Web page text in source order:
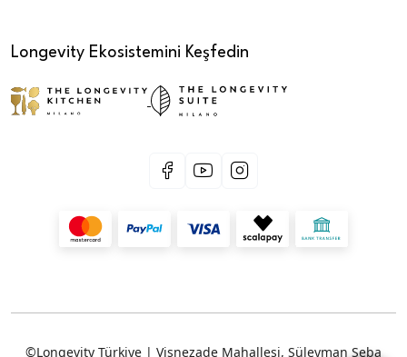
Longevity Ekosistemini Keşfedin
©Longevity Türkiye | Vişnezade Mahallesi, Süleyman Seba